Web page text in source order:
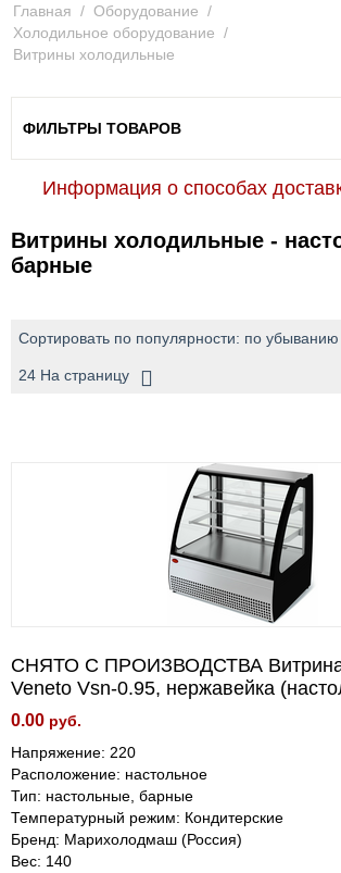
Главная / Оборудование /
Холодильное оборудование /
Витрины холодильные
ФИЛЬТРЫ ТОВАРОВ
Информация о способах
Витрины холодильные -
барные
Сортировать по популярности: по убыванию
24 На страницу
СНЯТО С ПРОИЗВОДСТВА Витрина
Veneto Vsn-0.95, нержавейка
0.00 руб.
Напряжение: 220
Расположение: настольное
Тип: настольные, барные
Температурный режим: Кондитерские
Бренд: Марихолодмаш (Россия)
Вес: 140